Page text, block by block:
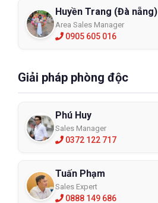
Huyền Trang (Đà nẵng)
Area Sales Manager
0905 605 016
Giải pháp phòng độc
Phú Huy
Sales Manager
0372 122 717
Tuấn Phạm
Sales Expert
0888 149 686